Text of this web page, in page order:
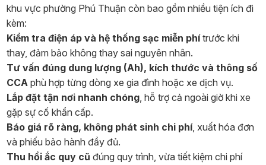
khu vực phường Phú Thuận còn bao gồm nhiều tiện ích đi
kèm:
Kiểm tra điện áp và hệ thống sạc miễn phítrước khi
thay, đảm bảo không thay sai nguyên nhân.
Tư vấn đúng dung lượng (Ah), kích thước và thông số
CCA phù hợp từng dòng xe gia đình hoặc xe dịch vụ.
Lắp đặt tận nơi nhanh chóng, hỗ trợ cả ngoài giờ khi xe
gặp sự cố khẩn cấp.
Báo giá rõ ràng, không phát sinh chi phí, xuất hóa đơn
và phiếu bảo hành đầy đủ.
Thu hồi ắc quy cũ đúng quy trình, vừa tiết kiệm chi phí